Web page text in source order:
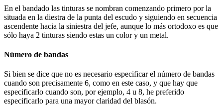
En el bandado las tinturas se nombran comenzando primero por la
situada en la diestra de la punta del escudo y siguiendo en secuencia
ascendente hacia la siniestra del jefe, aunque lo más ortodoxo es que
sólo haya 2 tinturas siendo estas un color y un metal.
Número de bandas
Si bien se dice que no es necesario especificar el número de bandas
cuando son precisamente 6, como en este caso, y que hay que
especificarlo cuando son, por ejemplo, 4 u 8, he preferido
especificarlo para una mayor claridad del blasón.